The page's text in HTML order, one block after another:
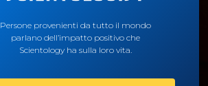
Persone provenienti da tutto il mondo
parlano dell’impatto positivo che
Scientology ha sulla loro vita.